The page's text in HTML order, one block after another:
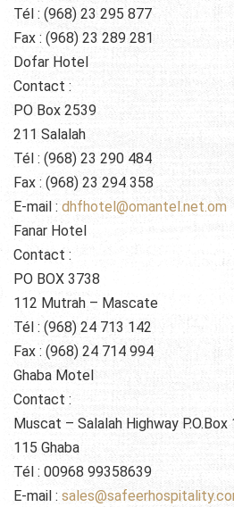
Tél : (968) 23 295 877
Fax : (968) 23 289 281
Dofar Hotel
Contact :
PO Box 2539
211 Salalah
Tél : (968) 23 290 484
Fax : (968) 23 294 358
E-mail : dhfhotel@omantel.net.om
Fanar Hotel
Contact :
PO BOX 3738
112 Mutrah – Mascate
Tél : (968) 24 713 142
Fax : (968) 24 714 994
Ghaba Motel
Contact :
Muscat – Salalah Highway P.O.Box
115 Ghaba
Tél : 00968 99358639
E-mail :